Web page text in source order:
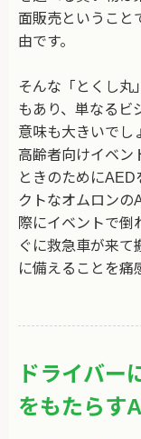
面販売ということ
由です。
そんな「とくし丸
もあり、単なるビ
意味も大きいでし
高齢者向けイベン
ときのために
クトなオムロンの
際にイベントで倒
ぐに救急車が来て
に備えることを痛
ドライバー
をもたらす